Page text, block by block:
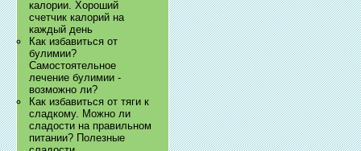
калории. Хороший
счетчик калорий на
каждый день
Как избавиться от
булимии?
Самостоятельное
лечение булимии -
возможно ли?
Как избавиться от тяги к
сладкому. Можно ли
сладости на правильном
питании? Полезные